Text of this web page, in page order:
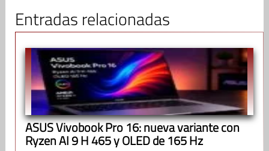
Entradas relacionadas
ASUS Vivobook Pro 16: nueva variante con
Ryzen AI 9 H 465 y OLED de 165 Hz